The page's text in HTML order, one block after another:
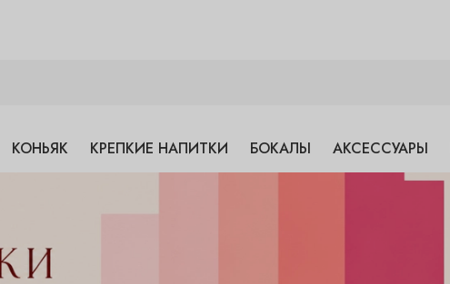
КОНЬЯК КРЕПКИЕ НАПИТКИ БОКАЛЫ АКСЕССУАРЫ